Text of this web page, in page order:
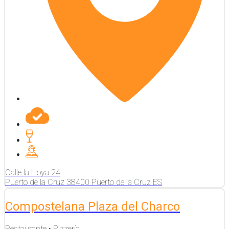
Calle la Hoya 24
Puerto de la Cruz 38400 Puerto de la Cruz ES
Compostelana Plaza del Charco